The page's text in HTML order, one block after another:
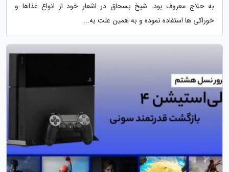
به حلاج معروف بود. شیخ بسحاق در اشعار خود از انواع غذاها و
خوراکی ها استفاده نموده و به همین علت به...